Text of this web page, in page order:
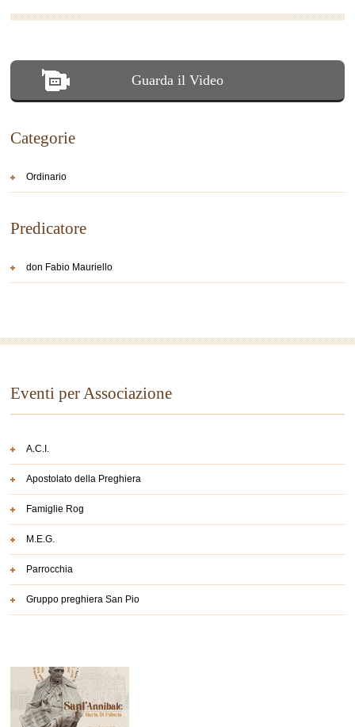
Guarda il Video
Categorie
Ordinario
Predicatore
don Fabio Mauriello
Eventi per Associazione
A.C.I.
Apostolato della Preghiera
Famiglie Rog
M.E.G.
Parrocchia
Gruppo preghiera San Pio